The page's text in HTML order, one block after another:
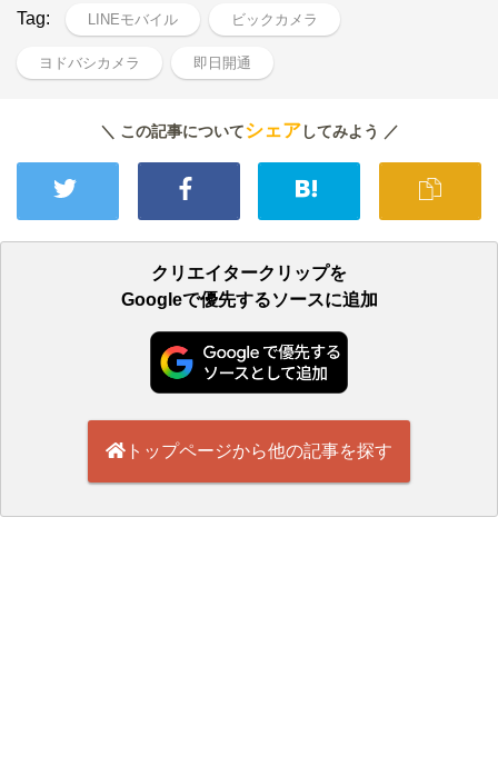
Tag: LINEモバイル ビックカメラ
ヨドバシカメラ 即日開通
＼ この記事についてシェアしてみよう ／
クリエイタークリップを
Googleで優先するソースに追加
トップページから他の記事を探す